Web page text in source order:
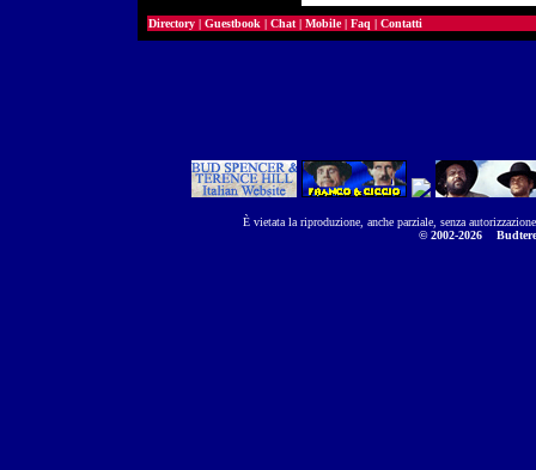
Directory | Guestbook | Chat | Mobile| Faq | Contatti
È vietata la riproduzione, anche parziale, senza
© 2002-2026